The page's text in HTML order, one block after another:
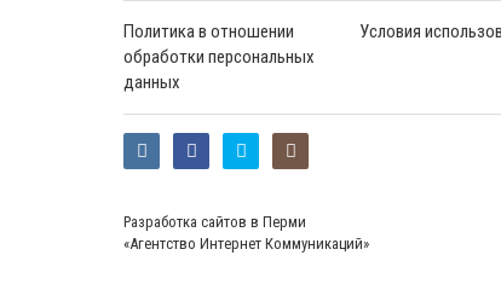
Политика в отношении
обработки персональных
данных
Условия
Разработка сайтов в Перми
«Агентство Интернет Коммуникаций»